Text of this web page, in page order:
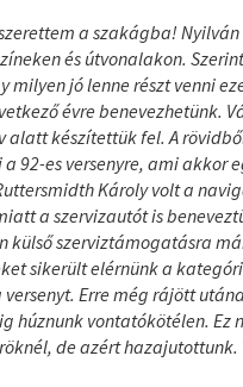
a szakágba!
és útvonalakon.
jó lenne részt venni
évre benevezhetünk.
készítettük fel. A
92-es versenyre, ami akkor
Károly volt a
a szervizautót is
külső szerviztámogatásra
sikerült elérnünk a
Erre még rájött
húznunk vontatókötélen.
de azért